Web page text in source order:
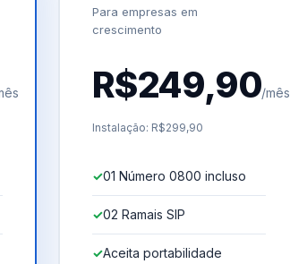
Para empresas em
crescimento
R$249,90/mês
Instalação: R$299,90
01 Número 0800 incluso
02 Ramais SIP
Aceita portabilidade